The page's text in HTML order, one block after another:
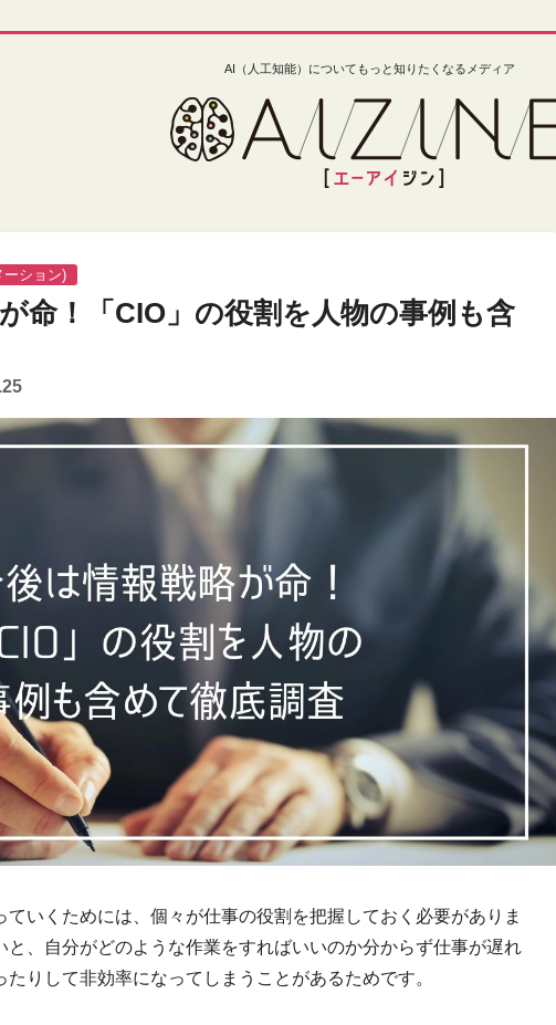
AI（人工知能）についてもっと知りたくなるメディア
ーション)
命！「CIO」の役割を人物の事例も含
いくためには、個々が仕事の役割を把握しておく必要がありま
と、自分がどのような作業をすればいいのか分からず仕事が遅れ
りして非効率になってしまうことがあるためです。